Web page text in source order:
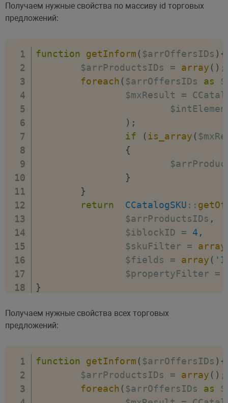
Получаем нужные свойства по массиву id торговых
предложений:
function getInform ( $arrOffersIDs ) {
	$arrProductsIDs
= array ( ) ;
foreach ( $arrOffersIDs as
		$mxResult
=
) ;
if
(is_array (
{
}
}
return
CCatalogSKU : :
		$arrProductsIDs
,
		$iblockID
= 4 ,
		$skuFilter
= array
		$fields
= array (
		$propertyFilter
=
}
print_r(getInform(array(
Получаем нужные свойства всех торговых
предложений:
function getInform ( $arrOffersIDs ) {
	$arrProductsIDs
= array ( ) ;
foreach ( $arrOffersIDs as